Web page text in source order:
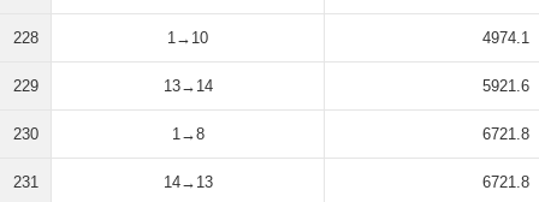
228 1→10 4974.1
229 13→14 5921.6
230 1→8 6721.8
231 14→13 6721.8